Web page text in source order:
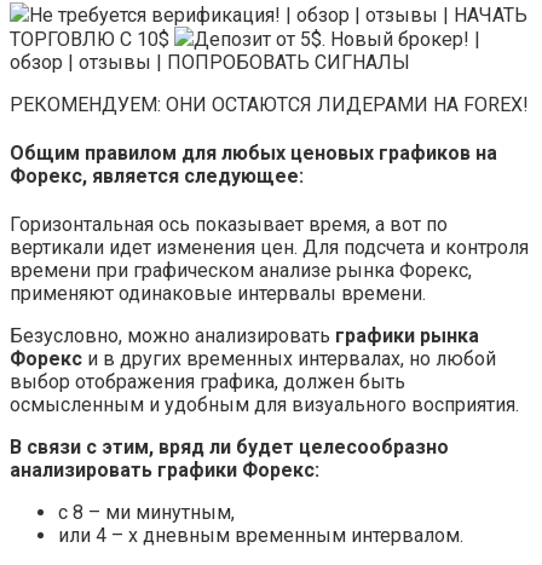
Не требуется верификация! | обзор | отзывы | НАЧАТЬ
ТОРГОВЛЮ С 10$
Депозит от 5$. Новый брокер! |
обзор | отзывы | ПОПРОБОВАТЬ СИГНАЛЫ
РЕКОМЕНДУЕМ: ОНИ ОСТАЮТСЯ ЛИДЕРАМИ НА FOREX!
Общим правилом для любых ценовых графиков на
Форекс, является следующее:
Горизонтальная ось показывает время, а вот по
вертикали идет изменения цен. Для подсчета и контроля
времени при графическом анализе рынка Форекс,
применяют одинаковые интервалы времени.
Безусловно, можно анализировать графики рынка
Форекс и в других временных интервалах, но любой
выбор отображения графика, должен быть
осмысленным и удобным для визуального восприятия.
В связи с этим, вряд ли будет целесообразно
анализировать графики Форекс:
с 8 – ми минутным,
или 4 – х дневным временным интервалом.